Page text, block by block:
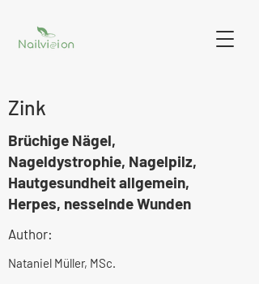
Zink
Brüchige Nägel,
Nageldystrophie, Nagelpilz,
Hautgesundheit allgemein,
Herpes, nesselnde Wunden
Author:
Nataniel Müller, MSc.